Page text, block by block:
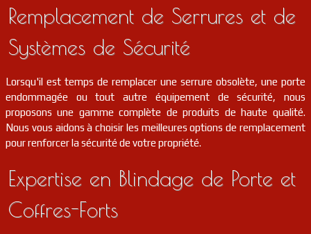
Remplacement de Serrures et de
Systèmes de Sécurité
Lorsqu'il est temps de remplacer une serrure obsolète, une porte
endommagée ou tout autre équipement de sécurité, nous
proposons une gamme complète de produits de haute qualité.
Nous vous aidons à choisir les meilleures options de remplacement
pour renforcer la sécurité de votre propriété.
Expertise en Blindage de Porte et
Coffres-Forts